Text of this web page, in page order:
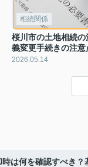
相続関係
桜川市の土地相続の
義変更手続きの注意
2026.05.14
は何を確認すべき